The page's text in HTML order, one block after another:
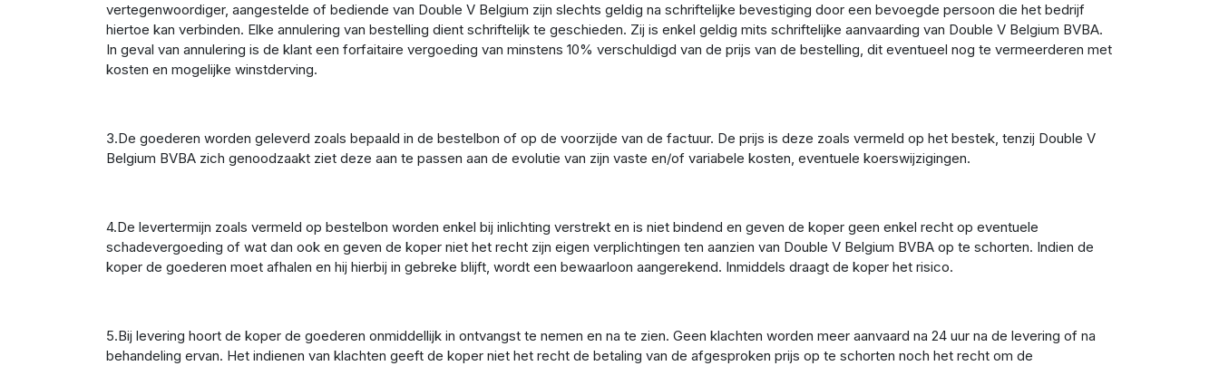
vertegenwoordiger, aangestelde of bediende van Double V Belgium zijn slechts geldig na schriftelijke bevestiging door een bevoegde persoon die het bedrijf
hiertoe kan verbinden. Elke annulering van bestelling dient schriftelijk te geschieden. Zij is enkel geldig mits schriftelijke aanvaarding van Double V Belgium BVBA.
In geval van annulering is de klant een forfaitaire vergoeding van minstens 10% verschuldigd van de prijs van de bestelling, dit eventueel nog te vermeerderen met
kosten en mogelijke winstderving.
3.De goederen worden geleverd zoals bepaald in de bestelbon of op de voorzijde van de factuur. De prijs is deze zoals vermeld op het bestek, tenzij Double V
Belgium BVBA zich genoodzaakt ziet deze aan te passen aan de evolutie van zijn vaste en/of variabele kosten, eventuele koerswijzigingen.
4.De levertermijn zoals vermeld op bestelbon worden enkel bij inlichting verstrekt en is niet bindend en geven de koper geen enkel recht op eventuele
schadevergoeding of wat dan ook en geven de koper niet het recht zijn eigen verplichtingen ten aanzien van Double V Belgium BVBA op te schorten. Indien de
koper de goederen moet afhalen en hij hierbij in gebreke blijft, wordt een bewaarloon aangerekend. Inmiddels draagt de koper het risico.
5.Bij levering hoort de koper de goederen onmiddellijk in ontvangst te nemen en na te zien. Geen klachten worden meer aanvaard na 24 uur na de levering of na
behandeling ervan. Het indienen van klachten geeft de koper niet het recht de betaling van de afgesproken prijs op te schorten noch het recht om de